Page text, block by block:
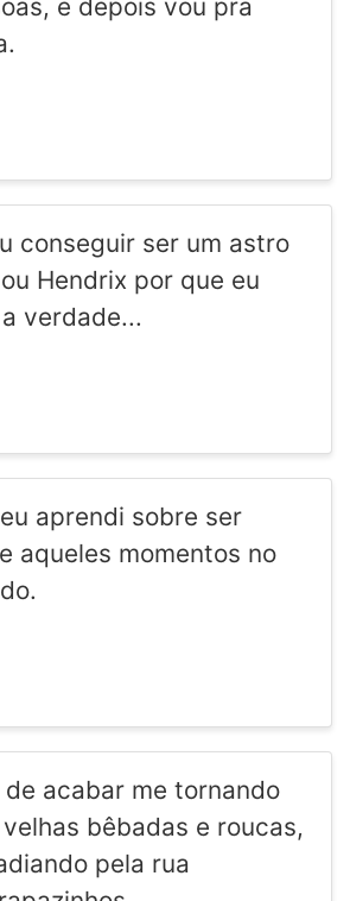
e depois vou pra
conseguir ser um astro
Hendrix por que eu
verdade...
aprendi sobre ser
aqueles momentos no
de acabar me tornando
bêbadas e roucas,
pela rua